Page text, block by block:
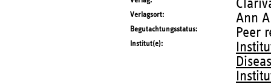
Verlagsort Ann
Begutachtungsstatus Peer
Institut(e)